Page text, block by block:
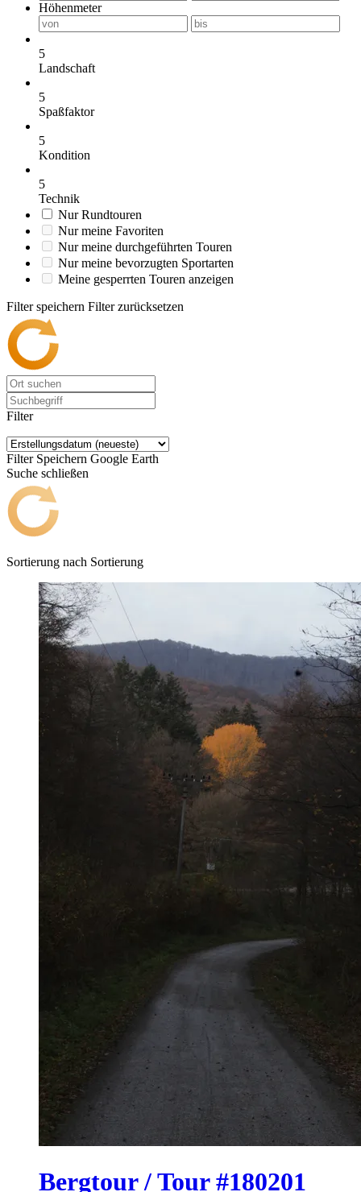
Höhenmeter
5
Landschaft
5
Spaßfaktor
5
Kondition
5
Technik
Nur Rundtouren
Nur meine Favoriten
Nur meine durchgeführten Touren
Nur meine bevorzugten Sportarten
Meine gesperrten Touren anzeigen
Filter speichern Filter zurücksetzen
Filter
Filter Speichern Google Earth
Suche schließen
Sortierung nach Sortierung
Bergtour / Tour #180201